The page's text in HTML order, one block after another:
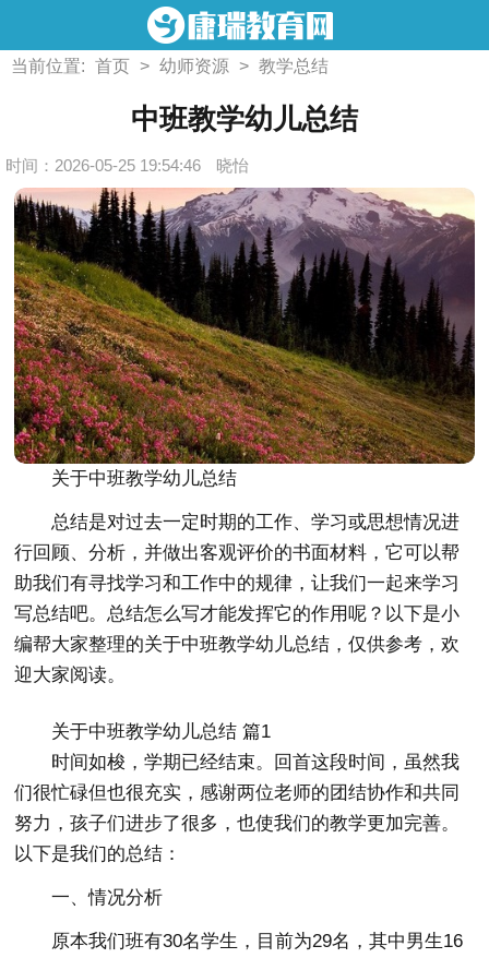
当前位置: 首页 > 幼师资源 > 教学总结
中班教学幼儿总结
时间：2026-05-25 19:54:46 晓怡
关于中班教学幼儿总结
总结是对过去一定时期的工作、学习或思想情况进
行回顾、分析，并做出客观评价的书面材料，它可以帮
助我们有寻找学习和工作中的规律，让我们一起来学习
写总结吧。总结怎么写才能发挥它的作用呢？以下是小
编帮大家整理的关于中班教学幼儿总结，仅供参考，欢
迎大家阅读。
关于中班教学幼儿总结 篇1
时间如梭，学期已经结束。回首这段时间，虽然我
们很忙碌但也很充实，感谢两位老师的团结协作和共同
努力，孩子们进步了很多，也使我们的教学更加完善。
以下是我们的总结：
一、情况分析
原本我们班有30名学生，目前为29名，其中男生16